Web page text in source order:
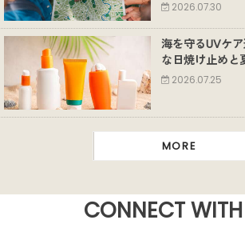
2026.07.30
海を守るUVケ
な日焼け止めと
2026.07.25
MORE
CONNECT